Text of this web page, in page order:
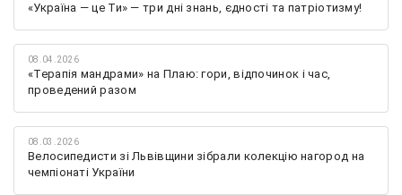
«Україна — це Ти» — три дні знань, єдності та патріотизму!
08.04.2026
«Терапія мандрами» на Плаю: гори, відпочинок і час,
проведений разом
08.03.2026
Велосипедисти зі Львівщини зібрали колекцію нагород на
чемпіонаті України